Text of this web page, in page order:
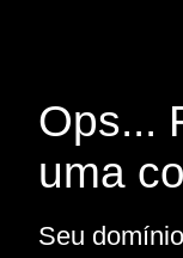
Ops...
uma
Seu